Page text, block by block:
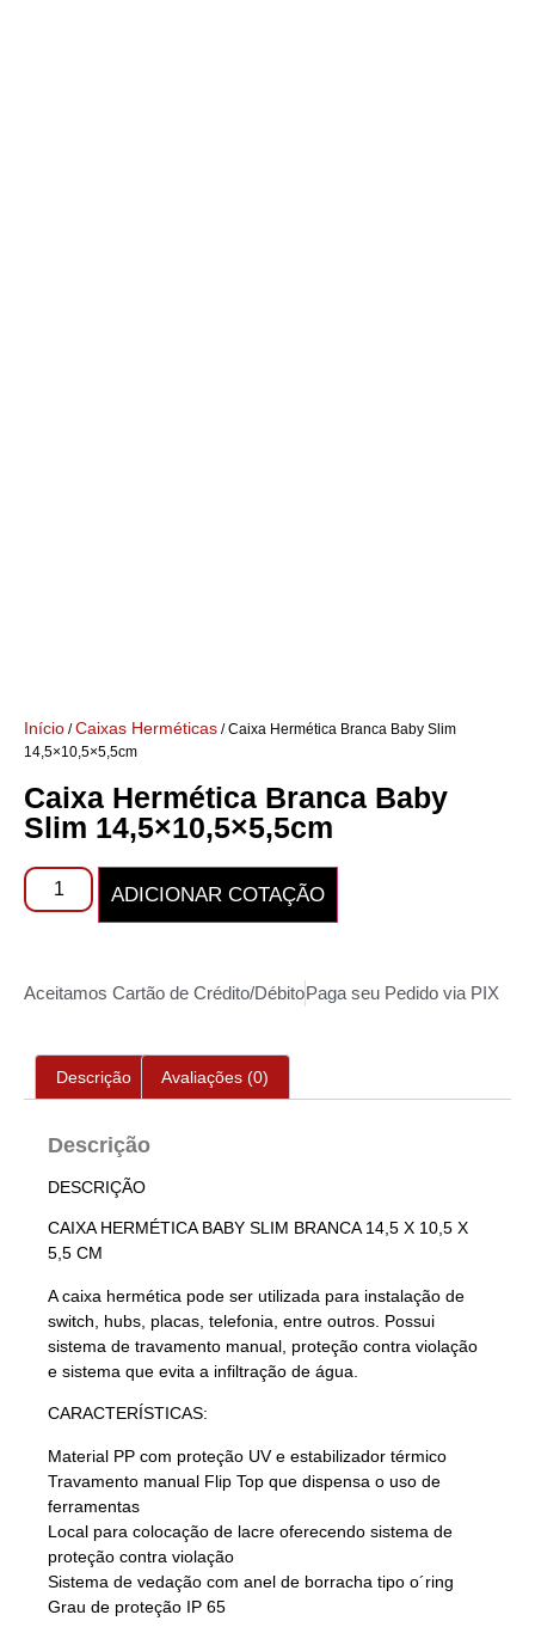
Início /Caixas Herméticas / Caixa Hermética Branca Baby Slim
14,5×10,5×5,5cm
Caixa Hermética Branca Baby
Slim 14,5×10,5×5,5cm
ADICIONAR COTAÇÃO
Aceitamos Cartão de Crédito/DébitoPaga seu Pedido via PIX
Descrição Avaliações (0)
Descrição
DESCRIÇÃO
CAIXA HERMÉTICA BABY SLIM BRANCA 14,5 X 10,5 X
5,5 CM
A caixa hermética pode ser utilizada para instalação de
switch, hubs, placas, telefonia, entre outros. Possui
sistema de travamento manual, proteção contra violação
e sistema que evita a infiltração de água.
CARACTERÍSTICAS:
Material PP com proteção UV e estabilizador térmico
Travamento manual Flip Top que dispensa o uso de
ferramentas
Local para colocação de lacre oferecendo sistema de
proteção contra violação
Sistema de vedação com anel de borracha tipo o´ring
Grau de proteção IP 65